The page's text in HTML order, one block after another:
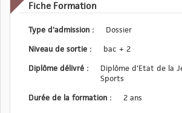
Fiche Formation
Type d'admission :
Dossier
Niveau de sortie :
bac + 2
Diplôme délivré :
Diplôme d'Etat de la
Sports
Durée de la formation :
2 ans